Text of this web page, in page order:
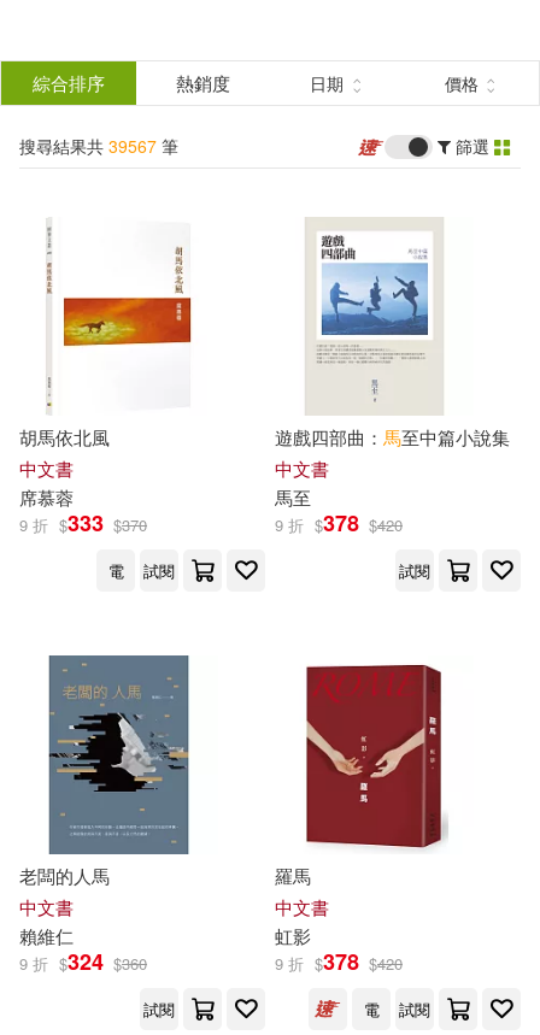
結
分類 (單選)
所有商品(39567)
雜誌(771)
美食(520)
家電(380) 保健(217)
無印良品(28) 星巴克(100)
日用清潔(651)
休閒生活(348)
婦幼生活(907)
餐廚生活(1634)
作者
司馬彥(472) 楊紅櫻(223)
美國孩之寶公司(139)
艾閣萌（英國）有限公司(101)
蒼野アキラ(101)
藤田和日郎(89)
洪汛濤(70)
童趣出版有限公司(68)
出版社 (可複選)
悅文社(1158)
人民出版社(650)
人民郵電出版社(626)
社會科學文獻出版社(396)
(可複選)
綜合排序 熱銷度 日期 價格
搜尋結果共 39567 筆 篩選
胡馬依北風
中文書
席慕蓉
9 折 $333 $370
電
試閱
遊戲四部曲： 馬至中篇小說集
中文書
馬至
9 折 $378 $420
試閱
老闆的人馬
中文書
賴維仁
9 折 $324 $360
試閱
羅馬
中文書
虹影
9 折 $378 $420
電
試閱